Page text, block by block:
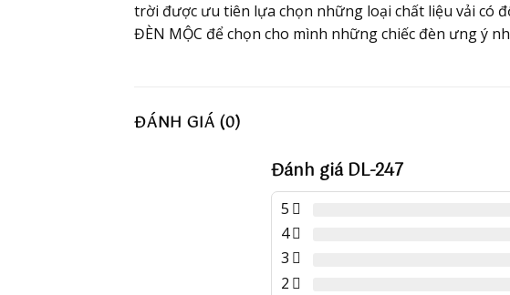
trời được ưu tiên lựa chọn những loại chất liệu vải có
ĐÈN MỘC để chọn cho mình những chiếc đèn ưng ý
ĐÁNH GIÁ (0)
Đánh giá DL-247
5
4
3
2